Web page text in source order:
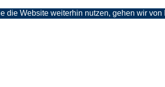
die Website weiterhin nutzen, gehen wir von